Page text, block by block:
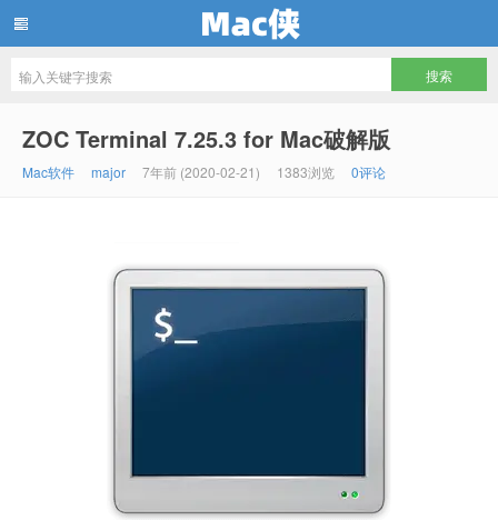
ZOC Terminal 7.25.3 for Mac破解版
Mac软件 major 7年前 (2020-02-21) 1383浏览 0评论